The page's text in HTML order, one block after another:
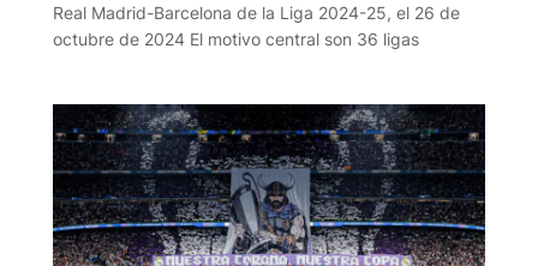
Real Madrid-Barcelona de la Liga 2024-25, el 26 de
octubre de 2024 El motivo central son 36 ligas